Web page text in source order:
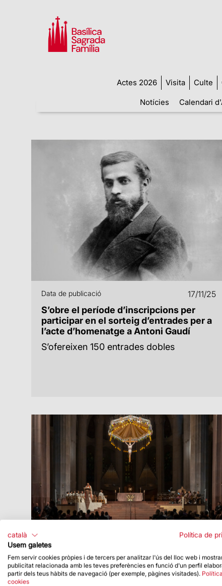
Actes 2026 Visita Culte
Notícies
Calendari
Data de publicació 17/11/25
S’obre el període d’inscripcions per
participar en el sorteig d’entrades per a
l’acte d’homenatge a Antoni Gaudí
S’ofereixen 150 entrades dobles
Data de publicació 17/11/25
català
Política de
Usem galetes
Fem servir cookies pròpies i de tercers per analitzar l'ús del lloc web i
publicitat relacionada amb les teves preferències en funció d'un perfil
partir dels teus hàbits de navegació (per exemple, pàgines visitades).
cookies